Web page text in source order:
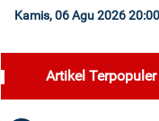
Kamis, 06 Agu 2026 20:00
Artikel Terpopuler